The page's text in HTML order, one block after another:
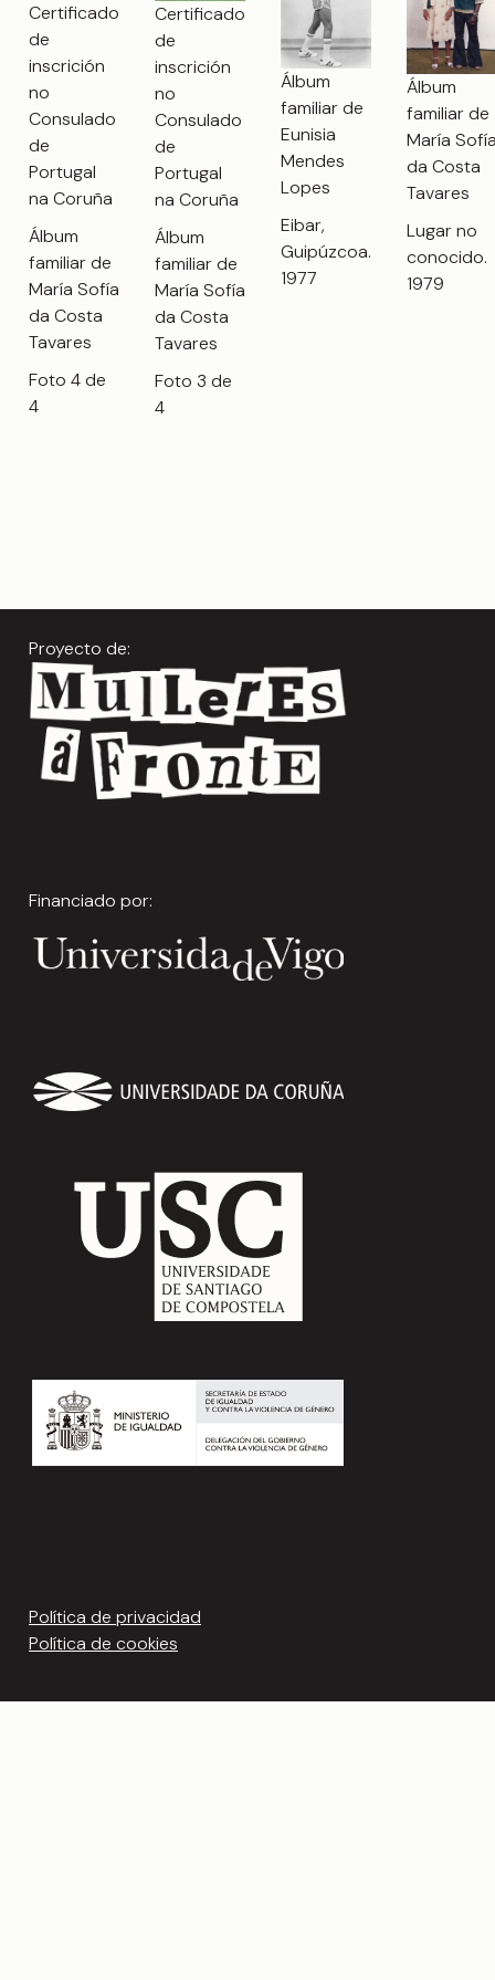
Certificado
de
inscrición
no
Consulado
de
Portugal
na Coruña
Álbum
familiar de
María Sofía
da Costa
Tavares
Foto 4 de
4
Certificado
de
inscrición
no
Consulado
de
Portugal
na Coruña
Álbum
familiar de
María Sofía
da Costa
Tavares
Foto 3 de
4
Álbum
familiar de
Eunisia
Mendes
Lopes
Eibar,
Guipúzcoa.
1977
Álbum
familiar de
María
da Costa
Tavares
Lugar no
conocido.
1979
Proyecto de:
Financiado por:
Política de privacidad
Política de cookies